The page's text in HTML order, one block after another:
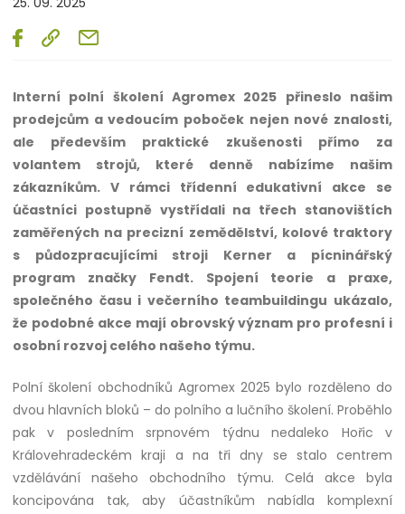
Interní polní školení Agromex 2025 přineslo našim
prodejcům a vedoucím poboček nejen nové znalosti,
ale především praktické zkušenosti přímo za
volantem strojů, které denně nabízíme našim
zákazníkům. V rámci třídenní edukativní akce se
účastníci postupně vystřídali na třech stanovištích
zaměřených na precizní zemědělství, kolové traktory
s půdozpracujícími stroji Kerner a pícninářský
program značky Fendt. Spojení teorie a praxe,
společného času i večerního teambuildingu ukázalo,
že podobné akce mají obrovský význam pro profesní i
osobní rozvoj celého našeho týmu.
Polní školení obchodníků Agromex 2025 bylo rozděleno do
dvou hlavních bloků – do polního a lučního školení. Proběhlo
pak v posledním srpnovém týdnu nedaleko Hořic v
Královehradeckém kraji a na tři dny se stalo centrem
vzdělávání našeho obchodního týmu. Celá akce byla
koncipována tak, aby účastníkům nabídla komplexní